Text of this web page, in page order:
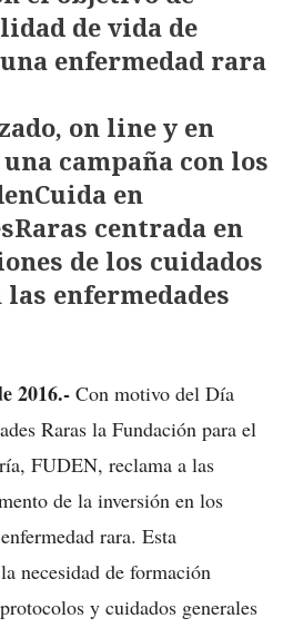
de vida de
enfermedad rara
on line y en
campaña con los
en
centrada en
de los cuidados
enfermedades
2016.- Con motivo del Día
Raras la Fundación para el
FUDEN, reclama a las
de la inversión en los
rara. Esta
necesidad de formación
y cuidados generales